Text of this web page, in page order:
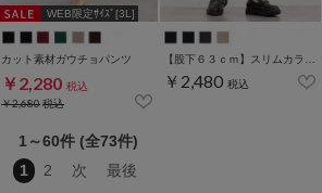
WEB限定ｻｲｽﾞ[3L]
カット素材ガウチョパンツ
￥2,280 税込
￥2,680税込
￥2,480 税込
1～60件 (全73件)
1
2 次 最後